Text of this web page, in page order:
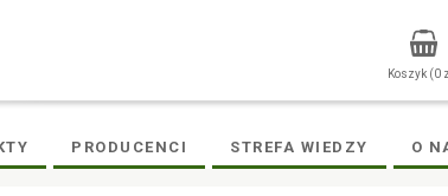
Koszyk (0
PRODUCENCI STREFA WIEDZY O